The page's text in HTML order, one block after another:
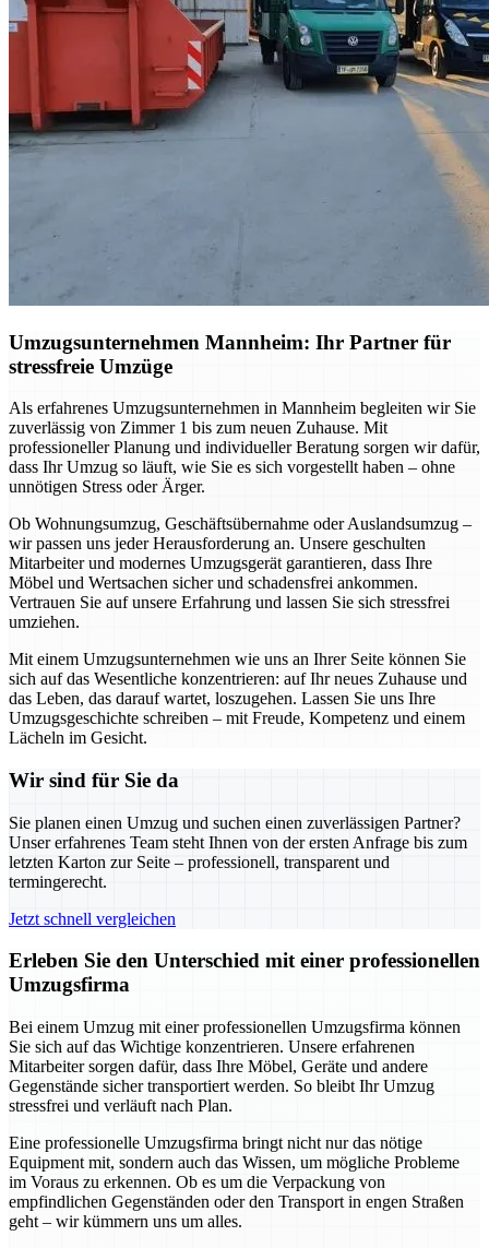
Umzugsunternehmen Mannheim: Ihr Partner für
stressfreie Umzüge
Als erfahrenes Umzugsunternehmen in Mannheim begleiten wir Sie
zuverlässig von Zimmer 1 bis zum neuen Zuhause. Mit
professioneller Planung und individueller Beratung sorgen wir dafür,
dass Ihr Umzug so läuft, wie Sie es sich vorgestellt haben – ohne
unnötigen Stress oder Ärger.
Ob Wohnungsumzug, Geschäftsübernahme oder Auslandsumzug –
wir passen uns jeder Herausforderung an. Unsere geschulten
Mitarbeiter und modernes Umzugsgerät garantieren, dass Ihre
Möbel und Wertsachen sicher und schadensfrei ankommen.
Vertrauen Sie auf unsere Erfahrung und lassen Sie sich stressfrei
umziehen.
Mit einem Umzugsunternehmen wie uns an Ihrer Seite können Sie
sich auf das Wesentliche konzentrieren: auf Ihr neues Zuhause und
das Leben, das darauf wartet, loszugehen. Lassen Sie uns Ihre
Umzugsgeschichte schreiben – mit Freude, Kompetenz und einem
Lächeln im Gesicht.
Wir sind für Sie da
Sie planen einen Umzug und suchen einen zuverlässigen Partner?
Unser erfahrenes Team steht Ihnen von der ersten Anfrage bis zum
letzten Karton zur Seite – professionell, transparent und
termingerecht.
Jetzt schnell vergleichen
Erleben Sie den Unterschied mit einer professionellen
Umzugsfirma
Bei einem Umzug mit einer professionellen Umzugsfirma können
Sie sich auf das Wichtige konzentrieren. Unsere erfahrenen
Mitarbeiter sorgen dafür, dass Ihre Möbel, Geräte und andere
Gegenstände sicher transportiert werden. So bleibt Ihr Umzug
stressfrei und verläuft nach Plan.
Eine professionelle Umzugsfirma bringt nicht nur das nötige
Equipment mit, sondern auch das Wissen, um mögliche Probleme
im Voraus zu erkennen. Ob es um die Verpackung von
empfindlichen Gegenständen oder den Transport in engen Straßen
geht – wir kümmern uns um alles.